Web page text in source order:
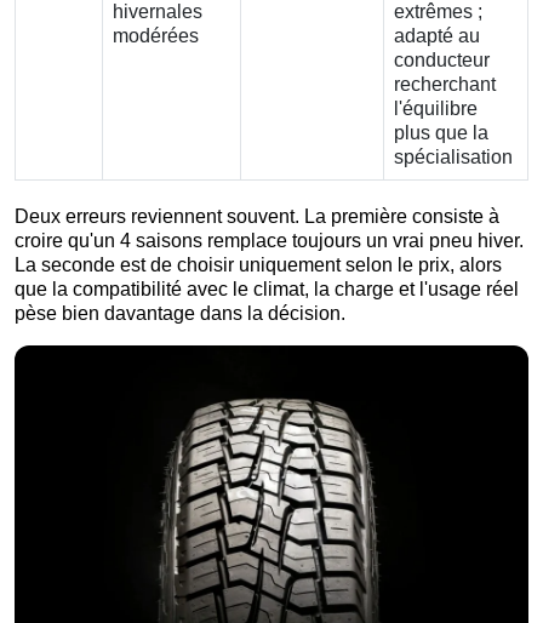
hivernales
modérées
extrêmes ;
adapté au
conducteur
recherchant
l'équilibre
plus que la
spécialisation
Deux erreurs reviennent souvent. La première consiste à
croire qu'un 4 saisons remplace toujours un vrai pneu hiver.
La seconde est de choisir uniquement selon le prix, alors
que la compatibilité avec le climat, la charge et l'usage réel
pèse bien davantage dans la décision.